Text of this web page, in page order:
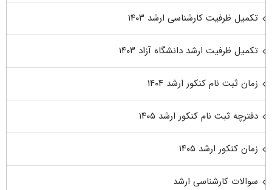
تکمیل ظرفیت کارشناسی ارشد ۱۴۰۳
تکمیل ظرفیت ارشد دانشگاه آزاد ۱۴۰۳
زمان ثبت نام کنکور ارشد ۱۴۰۴
دفترچه ثبت نام کنکور ارشد ۱۴۰۵
زمان کنکور ارشد ۱۴۰۵
سوالات کارشناسی ارشد